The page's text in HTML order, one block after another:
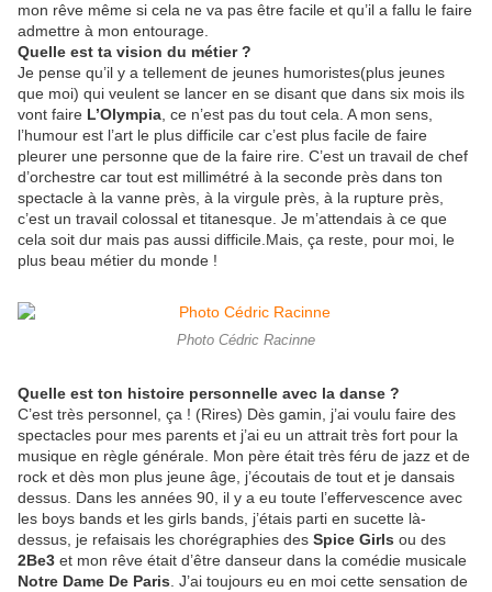
mon rêve même si cela ne va pas être facile et qu’il a fallu le faire
admettre à mon entourage.
Quelle est ta vision du métier ?
Je pense qu’il y a tellement de jeunes humoristes(plus jeunes
que moi) qui veulent se lancer en se disant que dans six mois ils
vont faire L’Olympia , ce n’est pas du tout cela. A mon sens,
l’humour est l’art le plus difficile car c’est plus facile de faire
pleurer une personne que de la faire rire. C’est un travail de chef
d’orchestre car tout est millimétré à la seconde près dans ton
spectacle à la vanne près, à la virgule près, à la rupture près,
c’est un travail colossal et titanesque. Je m’attendais à ce que
cela soit dur mais pas aussi difficile.Mais, ça reste, pour moi, le
plus beau métier du monde !
Photo Cédric Racinne
Quelle est ton histoire personnelle avec la danse ?
C’est très personnel, ça ! (Rires) Dès gamin, j’ai voulu faire des
spectacles pour mes parents et j’ai eu un attrait très fort pour la
musique en règle générale. Mon père était très féru de jazz et de
rock et dès mon plus jeune âge, j’écoutais de tout et je dansais
dessus. Dans les années 90, il y a eu toute l’effervescence avec
les boys bands et les girls bands, j’étais parti en sucette là-
dessus, je refaisais les chorégraphies des Spice Girls ou des
2Be3 et mon rêve était d’être danseur dans la comédie musicale
Notre Dame De Paris . J’ai toujours eu en moi cette sensation de